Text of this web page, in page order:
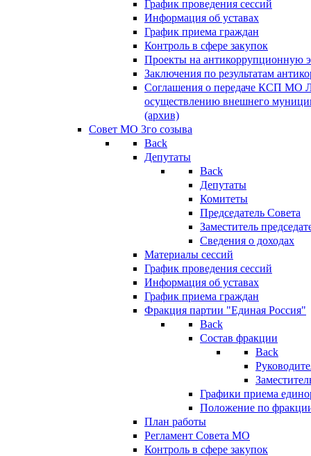
График проведения сессий
Информация об уставах
График приема граждан
Контроль в сфере закупок
Проекты на антикоррупционную
Заключения по результатам
Соглашения о передаче КСП МО
осуществлению внешнего
(архив)
Совет МО 3го созыва
Back
Депутаты
Back
Депутаты
Комитеты
Председатель Совета
Заместитель
Сведения о доходах
Материалы сессий
График проведения сессий
Информация об уставах
График приема граждан
Фракция партии "Единая Россия"
Back
Состав фракции
Back
Графики приема
Положение по
План работы
Регламент Совета МО
Контроль в сфере закупок